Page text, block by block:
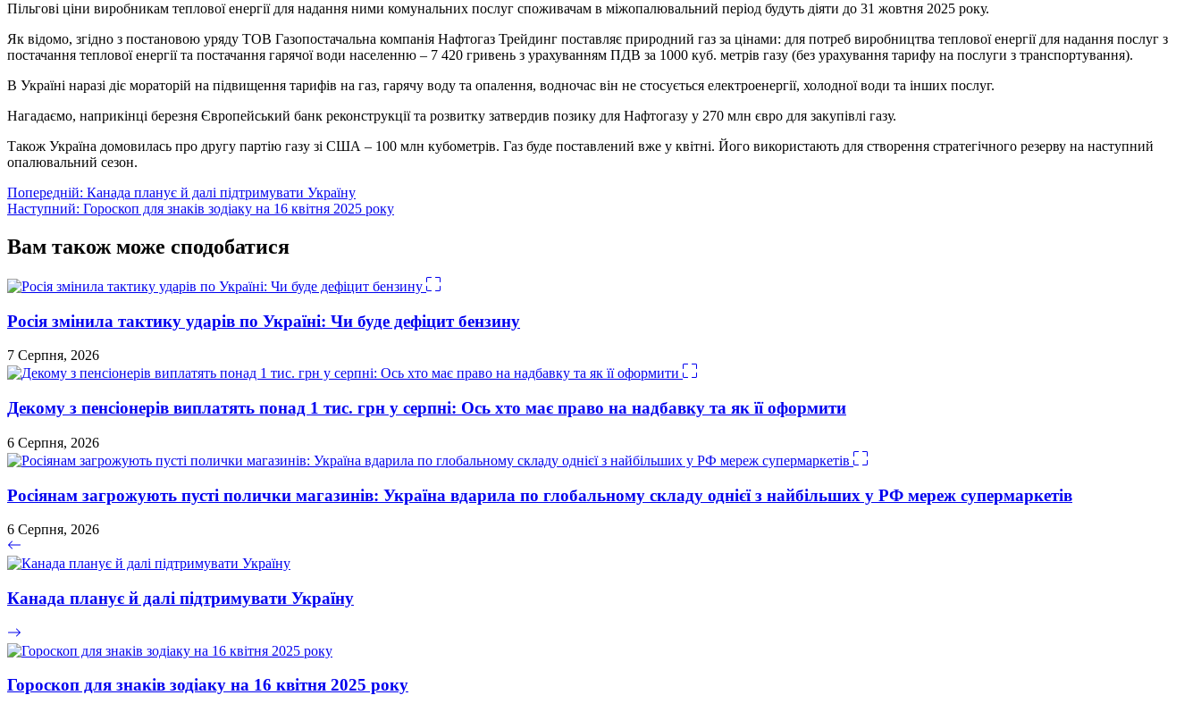
Пільгові ціни виробникам теплової енергії для надання ними комунальних послуг споживачам в міжопалювальний період будуть діяти до 31 жовтня 2025 року.
Як відомо, згідно з постановою уряду ТОВ Газопостачальна компанія Нафтогаз Трейдинг поставляє природний газ за цінами: для потреб виробництва теплової енергії для надання послуг з
постачання теплової енергії та постачання гарячої води населенню – 7 420 гривень з урахуванням ПДВ за 1000 куб. метрів газу (без урахування тарифу на послуги з транспортування).
В Україні наразі діє мораторій на підвищення тарифів на газ, гарячу воду та опалення, водночас він не стосується електроенергії, холодної води та інших послуг.
Нагадаємо, наприкінці березня Європейський банк реконструкції та розвитку затвердив позику для Нафтогазу у 270 млн євро для закупівлі газу.
Також Україна домовилась про другу партію газу зі США – 100 млн кубометрів. Газ буде поставлений вже у квітні. Його використають для створення стратегічного резерву на наступний
опалювальний сезон.
Навігація
записів
Попередній: Канада планує й далі підтримувати Україну
Наступний: Гороскоп для знаків зодіаку на 16 квітня 2025 року
Вам також може сподобатися
Росія змінила тактику ударів по Україні: Чи буде дефіцит бензину
7 Серпня, 2026
Декому з пенсіонерів виплатять понад 1 тис. грн у серпні: Ось хто має право на надбавку та як її оформити
6 Серпня, 2026
Росіянам загрожують пусті полички магазинів: Україна вдарила по глобальному складу однієї з найбільших у РФ мереж супермаркетів
6 Серпня, 2026
Канада планує й далі підтримувати Україну
Гороскоп для знаків зодіаку на 16 квітня 2025 року